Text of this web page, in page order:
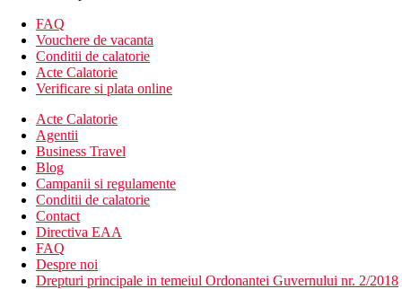
Descrierea hotelului
Hotelul dispune de:
bar
terasa pentru plaja
3 piscine (sezlonguri si umbrele gratuite)
clientii pot folosi toate echipamentele Akti Beach
Wifi gratuit
Descrierea plajei
Activitati sportive gratuite
FAQ
Vouchere de vacanta
Conditii de calatorie
Acte Calatorie
Verificare si plata online
Acte Calatorie
Agentii
Business Travel
Blog
Campanii si regulamente
Conditii de calatorie
Contact
Directiva EAA
FAQ
Despre noi
Drepturi principale in temeiul Ordonantei Guvernului nr. 2/2018